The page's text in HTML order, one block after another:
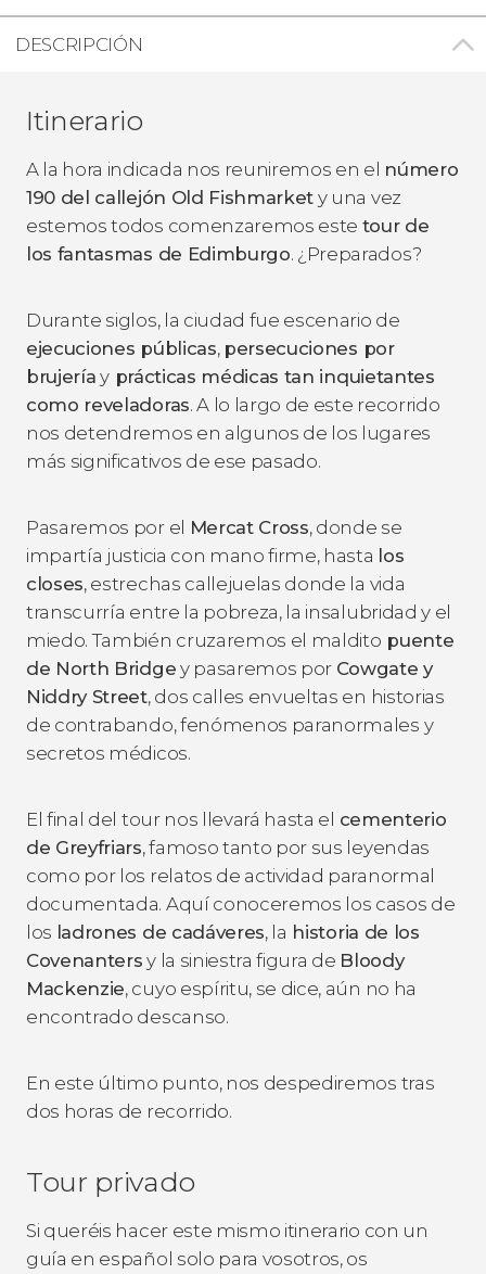
DESCRIPCIÓN
Itinerario
A la hora indicada nos reuniremos en el número
190 del callejón Old Fishmarket y una vez
estemos todos comenzaremos este tour de
los fantasmas de Edimburgo. ¿Preparados?
Durante siglos, la ciudad fue escenario de
ejecuciones públicas, persecuciones por
brujería yprácticas médicas tan inquietantes
como reveladoras. A lo largo de este recorrido
nos detendremos en algunos de los lugares
más significativos de ese pasado.
Pasaremos por el Mercat Cross, donde se
impartía justicia con mano firme, hasta los
closes, estrechas callejuelas donde la vida
transcurría entre la pobreza, la insalubridad y el
miedo. También cruzaremos el maldito puente
de North Bridge y pasaremos por Cowgate y
Niddry Street, dos calles envueltas en historias
de contrabando, fenómenos paranormales y
secretos médicos.
El final del tour nos llevará hasta el cementerio
de Greyfriars, famoso tanto por sus leyendas
como por los relatos de actividad paranormal
documentada. Aquí conoceremos los casos de
los ladrones de cadáveres, la historia de los
Covenanters y la siniestra figura de Bloody
Mackenzie, cuyo espíritu, se dice, aún no ha
encontrado descanso.
En este último punto, nos despediremos tras
dos horas de recorrido.
Tour privado
Si queréis hacer este mismo itinerario con un
guía en español solo para vosotros, os